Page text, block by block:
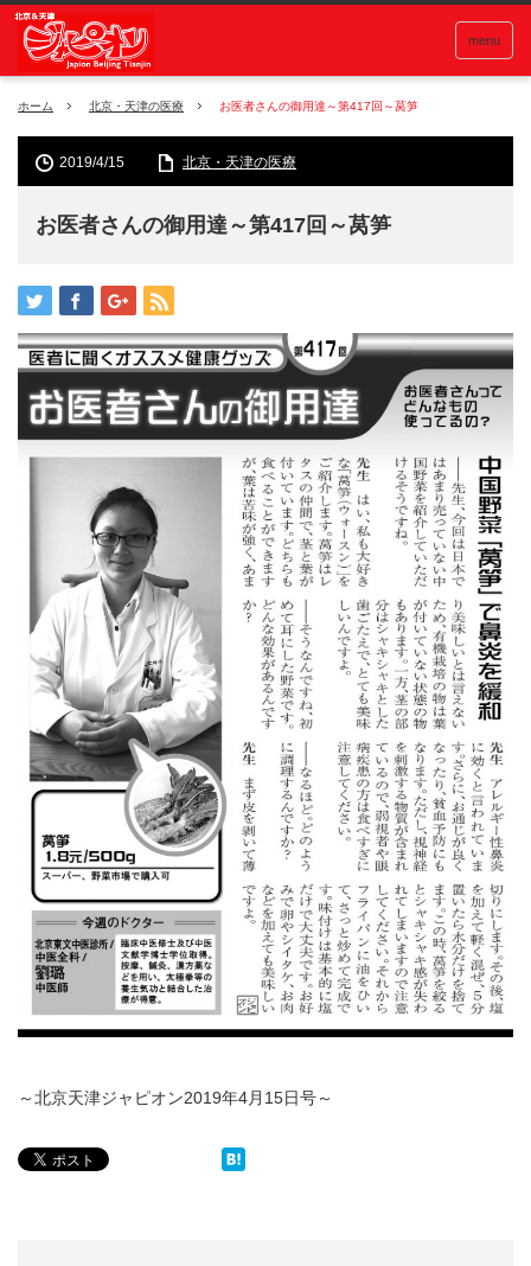
menu
ホーム 北京・天津の医療 お医者さんの御用達～第417回～莴笋
2019/4/15 北京・天津の医療
お医者さんの御用達～第417回～莴笋
～北京天津ジャピオン2019年4月15日号～